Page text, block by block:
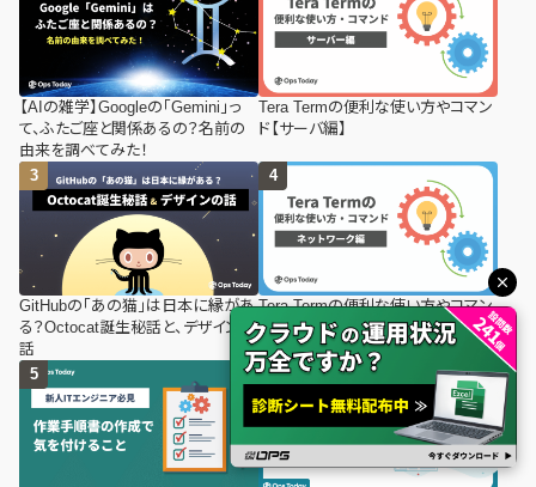
【AIの雑学】Googleの「Gemini」っ
て、ふたご座と関係あるの？名前の
由来を調べてみた！
Tera Termの便利な使い方やコマン
ド【サーバ編】
GitHubの「あの猫」は日本に縁があ
る？Octocat誕生秘話と、デザインの
話
Tera Termの便利な使い方やコマン
ド【ネットワーク編】